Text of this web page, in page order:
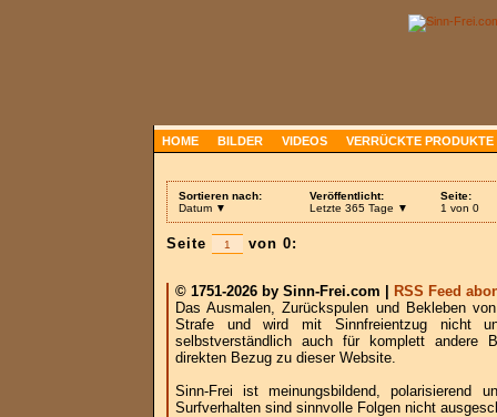
HOME BILDER VIDEOS VERRÜCKTE PRODUKTE
Sortieren nach:
Datum ▼
Veröffentlicht:
Letzte 365 Tage ▼
Seite:
1 von 0
Seite von 0:
© 1751-2026 by Sinn-Frei.com |
RSS Feed
Das Ausmalen, Zurückspulen und Bekleben
Strafe und wird mit Sinnfreientzug nicht
selbstverständlich auch für komplett andere
direkten Bezug zu dieser Website.
Sinn-Frei ist meinungsbildend, polarisierend
Surfverhalten sind sinnvolle Folgen nicht